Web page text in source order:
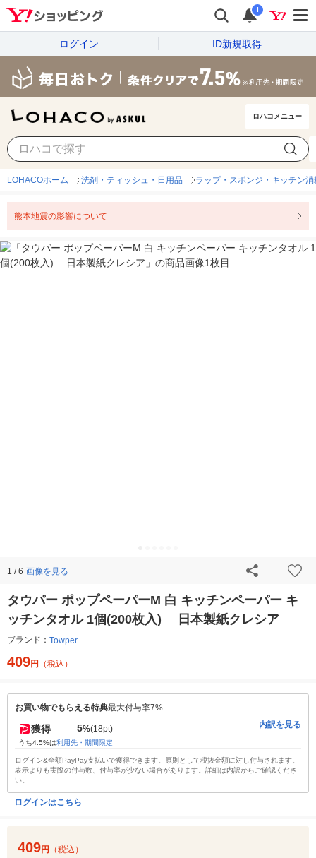
i
ログイン ID新規取得
ロハコメニュー
LOHACOホーム 洗剤・ティッシュ・日用品 ラップ・スポンジ・キッチン消
熊本地震の影響について
1 / 6 画像を見る
タウパー ポップペーパーM 白 キッチンペーパー キ
ッチンタオル 1個(200枚入) 日本製紙クレシア
ブランド： Towper
409円 （税込）
お買い物でもらえる特典最大付与率7%
獲得 5%(18pt)
うち4.5%は利用先・期間限定
内訳を見る
ログイン&全額PayPay支払いで獲得できます。原則として税抜金額に対し付与されます。
表示よりも実際の付与数、付与率が少ない場合があります。詳細は内訳からご確認くださ
い。
ログインはこちら
409円 （税込）